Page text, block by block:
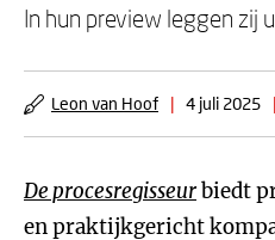
In hun preview leggen zij
Leon van Hoof | 4 juli 2025 |
De procesregisseurbiedt
en praktijkgericht